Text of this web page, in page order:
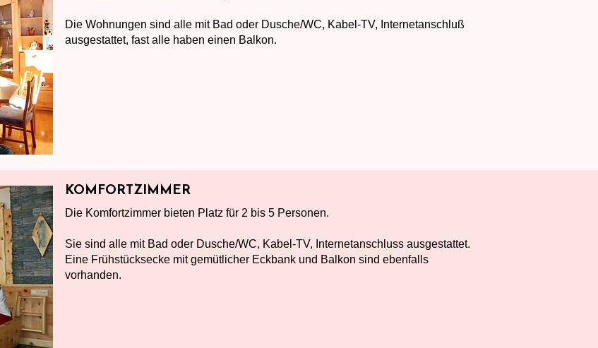
Die Wohnungen sind alle mit Bad oder Dusche/WC, Kabel-TV, Internetanschluß
ausgestattet, fast alle haben einen Balkon.
KOMFORTZIMMER
Die Komfortzimmer bieten Platz für 2 bis 5 Personen.
Sie sind alle mit Bad oder Dusche/WC, Kabel-TV, Internetanschluss ausgestattet.
Eine Frühstücksecke mit gemütlicher Eckbank und Balkon sind ebenfalls
vorhanden.